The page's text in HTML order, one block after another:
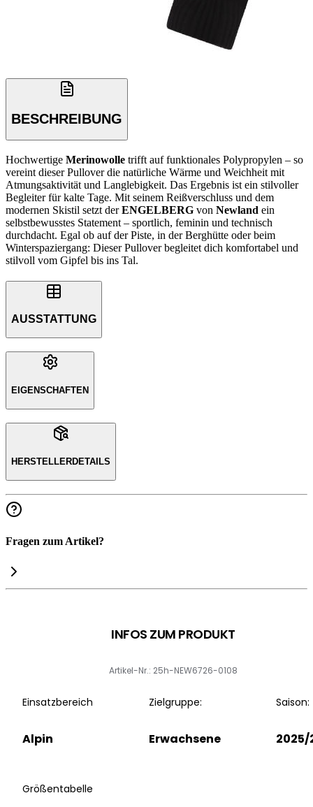
BESCHREIBUNG
Hochwertige Merinowolle trifft auf funktionales Polypropylen – so
vereint dieser Pullover die natürliche Wärme und Weichheit mit
Atmungsaktivität und Langlebigkeit. Das Ergebnis ist ein stilvoller
Begleiter für kalte Tage. Mit seinem Reißverschluss und dem
modernen Skistil setzt derENGELBERG von Newland ein
selbstbewusstes Statement – sportlich, feminin und technisch
durchdacht. Egal ob auf der Piste, in der Berghütte oder beim
Winterspaziergang: Dieser Pullover begleitet dich komfortabel und
stilvoll vom Gipfel bis ins Tal.
AUSSTATTUNG
EIGENSCHAFTEN
HERSTELLERDETAILS
Fragen zum Artikel?
INFOS ZUM PRODUKT
Artikel-Nr.: 25h-NEW6726-0108
Einsatzbereich
Alpin
Zielgruppe:
Erwachsene
Saison:
2025/
Größentabelle